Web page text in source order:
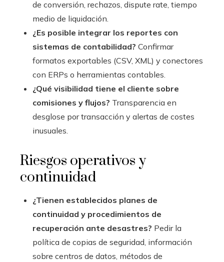
de conversión, rechazos, dispute rate, tiempo
medio de liquidación.
¿Es posible integrar los reportes con
sistemas de contabilidad? Confirmar
formatos exportables (CSV, XML) y conectores
con ERPs o herramientas contables.
¿Qué visibilidad tiene el cliente sobre
comisiones y flujos? Transparencia en
desglose por transacción y alertas de costes
inusuales.
Riesgos operativos y
continuidad
¿Tienen establecidos planes de
continuidad y procedimientos de
recuperación ante desastres? Pedir la
política de copias de seguridad, información
sobre centros de datos, métodos de